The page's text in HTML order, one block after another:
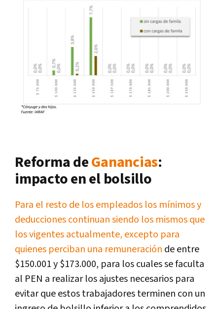
Reforma deGanancias:
impacto en el bolsillo
Para el resto de los empleados los mínimos y
deducciones continuan siendo los mismos que
los vigentes actualmente, excepto para
quienes perciban una remuneración de entre
$150.001 y $173.000, para los cuales se faculta
al PEN a realizar los ajustes necesarios para
evitar que estos trabajadores terminen con un